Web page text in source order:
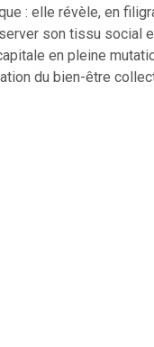
: elle révèle, en
son tissu social
en pleine
du bien-être